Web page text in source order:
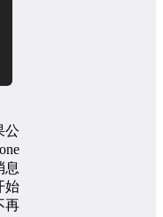
公
息
始
再